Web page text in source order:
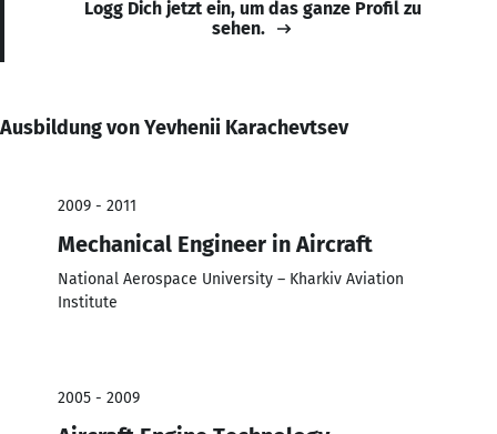
Logg Dich jetzt ein, um das ganze Profil zu
sehen.
Ausbildung von Yevhenii Karachevtsev
2009 - 2011
Mechanical Engineer in Aircraft
National Aerospace University – Kharkiv Aviation
Institute
2005 - 2009